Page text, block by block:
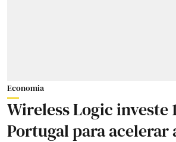
Economia
Wireless Logic investe
Portugal para acelerar